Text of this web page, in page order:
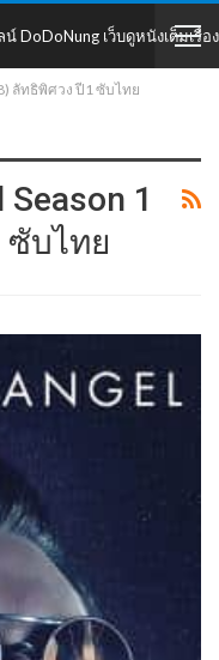
เว็บดูหนังเต็มเรื่อง
ลัทธิพิศวง ปี1 ซับไทย
1
ซับไทย